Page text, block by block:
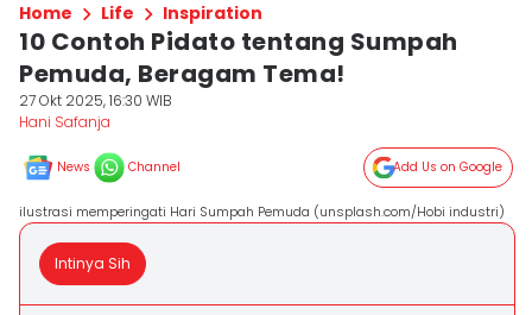
Home Life Inspiration
10 Contoh Pidato tentang Sumpah
Pemuda, Beragam Tema!
27 Okt 2025, 16:30 WIB
Hani Safanja
News Channel Add Us on Google
ilustrasi memperingati Hari Sumpah Pemuda (unsplash.com/Hobi industri)
Intinya Sih